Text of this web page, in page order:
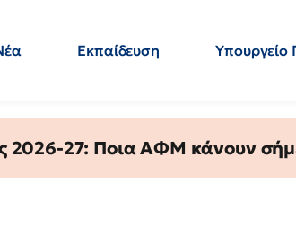
Εκπαίδευση Υπουργείο
2026-27: Ποια ΑΦΜ κάνουν